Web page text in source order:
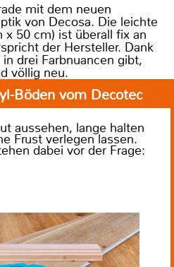
mit dem neuen
von Decosa. Die leichte
x 50 cm) ist überall fix an
der Hersteller. Dank
drei Farbnuancen gibt,
völlig neu.
Böden vom Decotec
aussehen, lange halten
Frust verlegen lassen.
dabei vor der Frage: